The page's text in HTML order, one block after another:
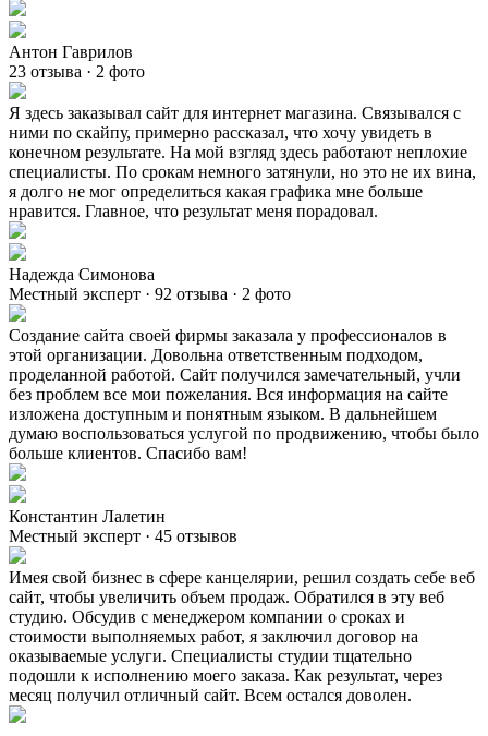
Антон Гаврилов
23 отзыва · 2 фото
Я здесь заказывал сайт для интернет магазина. Связывался с
ними по скайпу, примерно рассказал, что хочу увидеть в
конечном результате. На мой взгляд здесь работают неплохие
специалисты. По срокам немного затянули, но это не их вина,
я долго не мог определиться какая графика мне больше
нравится. Главное, что результат меня порадовал.
Надежда Симонова
Местный эксперт · 92 отзыва · 2 фото
Создание сайта своей фирмы заказала у профессионалов в
этой организации. Довольна ответственным подходом,
проделанной работой. Сайт получился замечательный, учли
без проблем все мои пожелания. Вся информация на сайте
изложена доступным и понятным языком. В дальнейшем
думаю воспользоваться услугой по продвижению, чтобы было
больше клиентов. Спасибо вам!
Константин Лалетин
Местный эксперт · 45 отзывов
Имея свой бизнес в сфере канцелярии, решил создать себе веб
сайт, чтобы увеличить объем продаж. Обратился в эту веб
студию. Обсудив с менеджером компании о сроках и
стоимости выполняемых работ, я заключил договор на
оказываемые услуги. Специалисты студии тщательно
подошли к исполнению моего заказа. Как результат, через
месяц получил отличный сайт. Всем остался доволен.